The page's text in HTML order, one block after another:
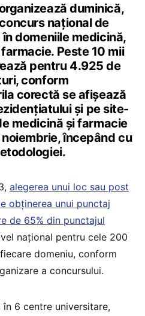
duminică,
național de
domeniile medicină,
Peste 10 mii
pentru 4.925 de
conform
corectă se afișează
și pe site-
medicină și farmacie
începând cu
alegerea unui loc sau post
obținerea unui punctaj
de 65% din punctajul
național pentru cele 200
domeniu, conform
a concursului.
în 6 centre universitare,